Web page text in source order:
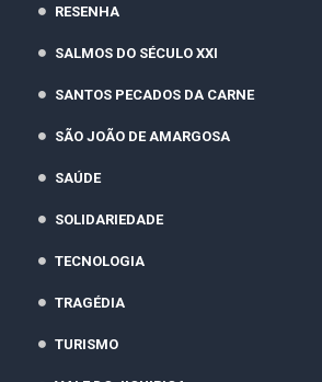
RESENHA
SALMOS DO SÉCULO XXI
SANTOS PECADOS DA CARNE
SÃO JOÃO DE AMARGOSA
SAÚDE
SOLIDARIEDADE
TECNOLOGIA
TRAGÉDIA
TURISMO